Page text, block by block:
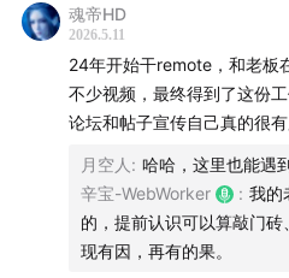
这是这本书背后的故事
节目介绍
魂帝HD
2026.5.11
24年开始干remote，和老板
不少视频，最终得到了这份
论坛和帖子宣传自己真的很
月空人 : 哈哈，这里也能遇
辛宝-WebWorker
: 我的
的，提前认识可以算敲门砖
现有因，再有的果。